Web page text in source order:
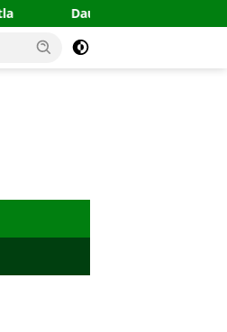
Daus Mini Laporkan Akun Medsos